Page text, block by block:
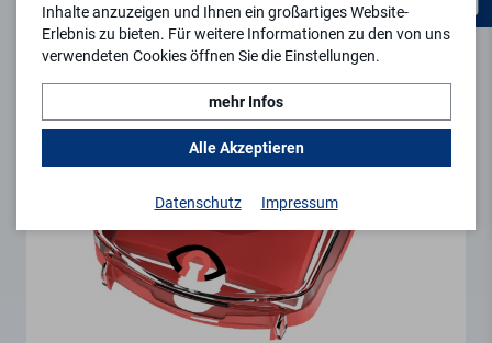
Inhalte anzuzeigen und Ihnen ein großartiges Website-
Erlebnis zu bieten. Für weitere Informationen zu den von uns
verwendeten Cookies öffnen Sie die Einstellungen.
mehr Infos
Alle Akzeptieren
Datenschutz Impressum